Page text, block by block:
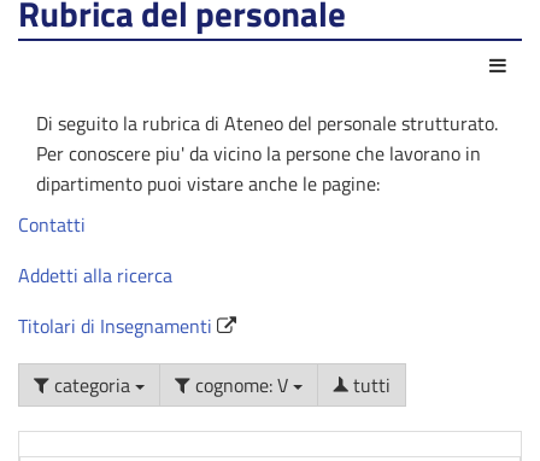
Rubrica del personale
Di seguito la rubrica di Ateneo del personale strutturato.
Per conoscere piu' da vicino la persone che lavorano in
dipartimento puoi vistare anche le pagine:
Contatti
Addetti alla ricerca
Titolari di Insegnamenti
categoria cognome: V tutti